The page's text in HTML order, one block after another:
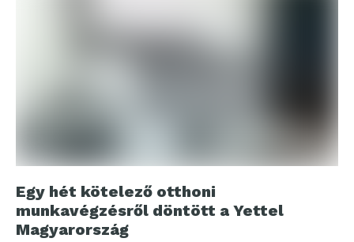
Egy hét kötelező otthoni
munkavégzésről döntött a Yettel
Magyarország